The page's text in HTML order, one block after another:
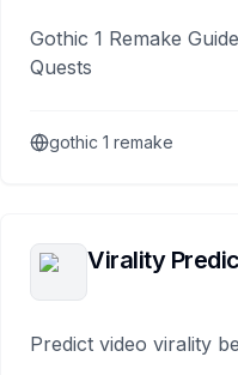
Gothic 1 Remake
Quests
gothic 1 remake
Virality
Predict video virality